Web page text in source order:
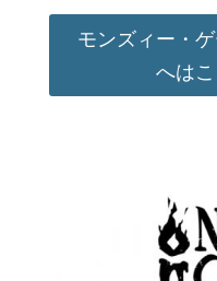
モンズィー・
へは